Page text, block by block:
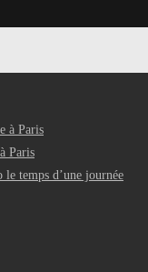
à Paris
Paris
temps d’une journée